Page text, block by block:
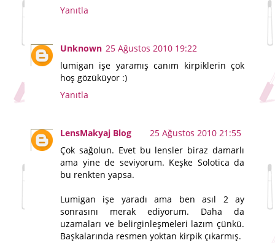
Yanıtla
Unknown 25 Ağustos 2010 19:22
lumigan işe yaramış canım kirpiklerin çok
hoş gözüküyor :)
Yanıtla
LensMakyaj Blog
25 Ağustos 2010 21:55
Çok sağolun. Evet bu lensler biraz damarlı
ama yine de seviyorum. Keşke Solotica da
bu renkten yapsa.
Lumigan işe yaradı ama ben asıl 2 ay
sonrasını merak ediyorum. Daha da
uzamaları ve belirginleşmeleri lazım çünkü.
Başkalarında resmen yoktan kirpik çıkarmış.